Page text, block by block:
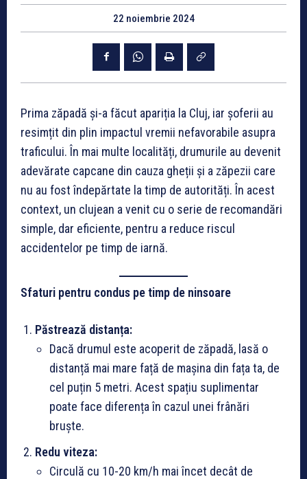
22 noiembrie 2024
Prima zăpadă și-a făcut apariția la Cluj, iar șoferii au
resimțit din plin impactul vremii nefavorabile asupra
traficului. În mai multe localități, drumurile au devenit
adevărate capcane din cauza gheții și a zăpezii care
nu au fost îndepărtate la timp de autorități. În acest
context, un clujean a venit cu o serie de recomandări
simple, dar eficiente, pentru a reduce riscul
accidentelor pe timp de iarnă.
Sfaturi pentru condus pe timp de ninsoare
Păstrează distanța:
Dacă drumul este acoperit de zăpadă, lasă o
distanță mai mare față de mașina din fața ta, de
cel puțin 5 metri. Acest spațiu suplimentar
poate face diferența în cazul unei frânări
bruște.
Redu viteza:
Circulă cu 10-20 km/h mai încet decât de